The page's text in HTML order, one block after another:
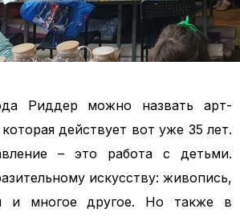
Риддер можно назвать арт-
действует вот уже 35 лет.
– это работа с детьми.
искусству: живопись,
и многое другое. Но также в